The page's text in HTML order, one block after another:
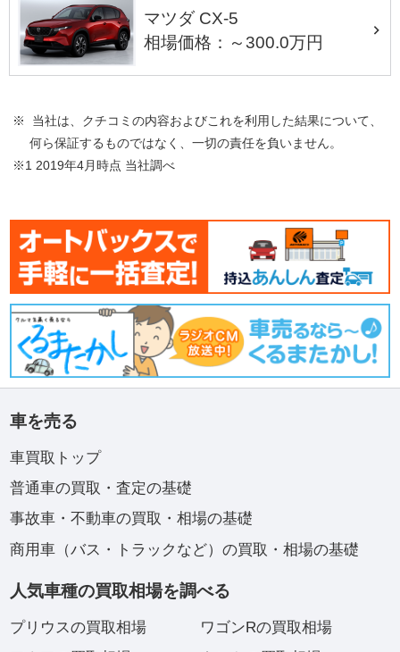
マツダ CX-5
相場価格：～300.0万円
※ 当社は、クチコミの内容およびこれを利用した結果について、
何ら保証するものではなく、一切の責任を負いません。
※1 2019年4月時点 当社調べ
車を売る
車買取トップ
普通車の買取・査定の基礎
事故車・不動車の買取・相場の基礎
商用車（バス・トラックなど）の買取・相場の基礎
人気車種の買取相場を調べる
プリウスの買取相場
ワゴンRの買取相場